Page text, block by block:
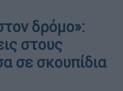
δρόμο»:
στους
σε σκουπίδια